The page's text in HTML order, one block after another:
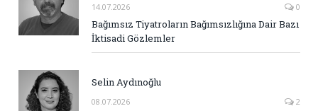
14.07.2026 0
Bağımsız Tiyatroların Bağımsızlığına Dair Bazı
İktisadi Gözlemler
Selin Aydınoğlu
08.07.2026 2